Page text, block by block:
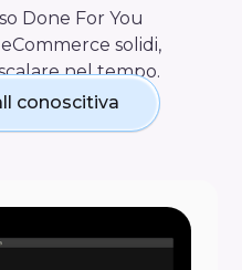
Done For You
solidi,
nel tempo.
conoscitiva